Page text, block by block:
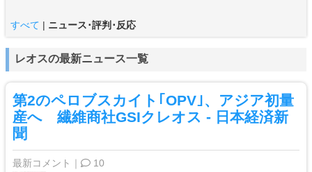
すべて | ニュース･評判･反応
レオスの最新ニュース一覧
第2のペロブスカイト｢OPV｣、アジア初量
産へ 繊維商社GSIクレオス - 日本経済新
聞
最新コメント｜ 10